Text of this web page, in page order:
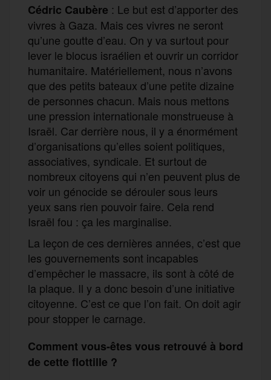
Cédric Caubère : Le but est d’apporter des
vivres à Gaza. Mais ces vivres ne seront
qu’une goutte d’eau. On y va surtout pour
lever le blocus israélien et ouvrir un corridor
humanitaire. Matériellement, nous n’avons
que des petits bateaux d’une petite dizaine
de personnes chacun. Mais nous mettons
une pression internationale monstrueuse à
Israël. Car derrière nous, il y a énormément
d’organisations qu’elles soient politiques,
associatives, syndicale. Et surtout de
nombreux citoyens qui n’en peuvent plus de
voir un génocide se dérouler sous leurs
yeux sans rien pouvoir faire. Cela rend
Israël fou : ça les marginalise.
La leçon de ces dernières années, c’est que
les gouvernements sont incapables
d’empêcher le massacre, ils sont à côté de
la plaque. Il y a donc besoin d’une initiative
citoyenne. C’est ce que l’on fait. On doit agir
pour stopper le carnage.
Comment vous-êtes vous retrouvé à bord
de cette flottille ?